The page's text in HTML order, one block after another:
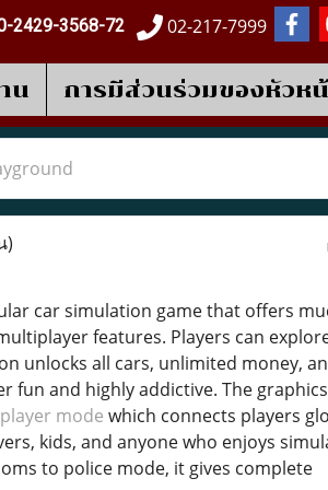
2429-3568-72 02-217-7999
น การมีส่วนร่วมของหัวห
)
car simulation game that offers
features. Players can
unlocks all cars, unlimited money,
and highly addictive. The
mode which connects players
kids, and anyone who enjoys
to police mode, it gives complete